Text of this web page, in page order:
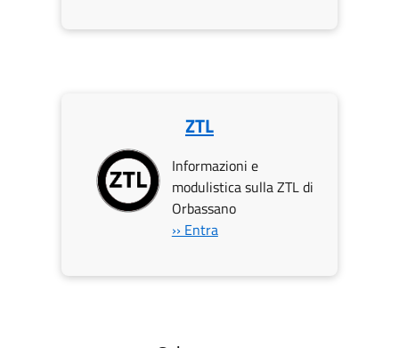
ZTL
Informazioni e
modulistica sulla ZTL di
Orbassano
›› Entra